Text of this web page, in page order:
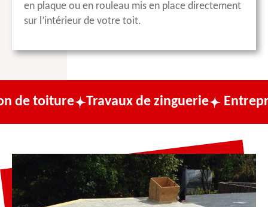
en plaque ou en rouleau mis en place directement
sur l’intérieur de votre toit.
Travaux de zinguerie Entreprise de